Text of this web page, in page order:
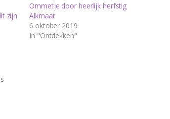
zijn
Ommetje door heerlijk herfstig
Alkmaar
6 oktober 2019
In "Ontdekken"